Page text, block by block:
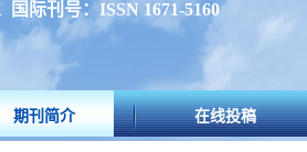
际刊号：ISSN 1671-5160
期刊简介 在线投稿